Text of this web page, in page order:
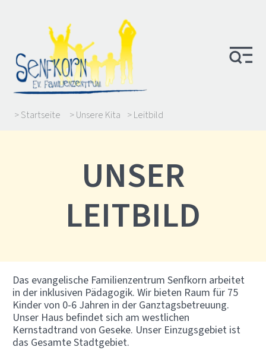
> Startseite > Unsere Kita > Leitbild
UNSER
LEITBILD
Das evangelische Familienzentrum Senfkorn arbeitet
in der inklusiven Pädagogik. Wir bieten Raum für 75
Kinder von 0-6 Jahren in der Ganztagsbetreuung.
Unser Haus befindet sich am westlichen
Kernstadtrand von Geseke. Unser Einzugsgebiet ist
das Gesamte Stadtgebiet.